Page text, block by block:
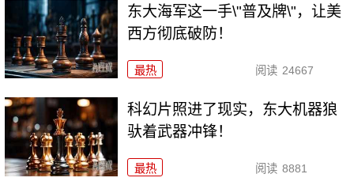
东大海军这一手\"普及牌\"，让美
西方彻底破防！
最热 阅读 24667
科幻片照进了现实，东大机器狼
驮着武器冲锋！
最热 阅读 8881